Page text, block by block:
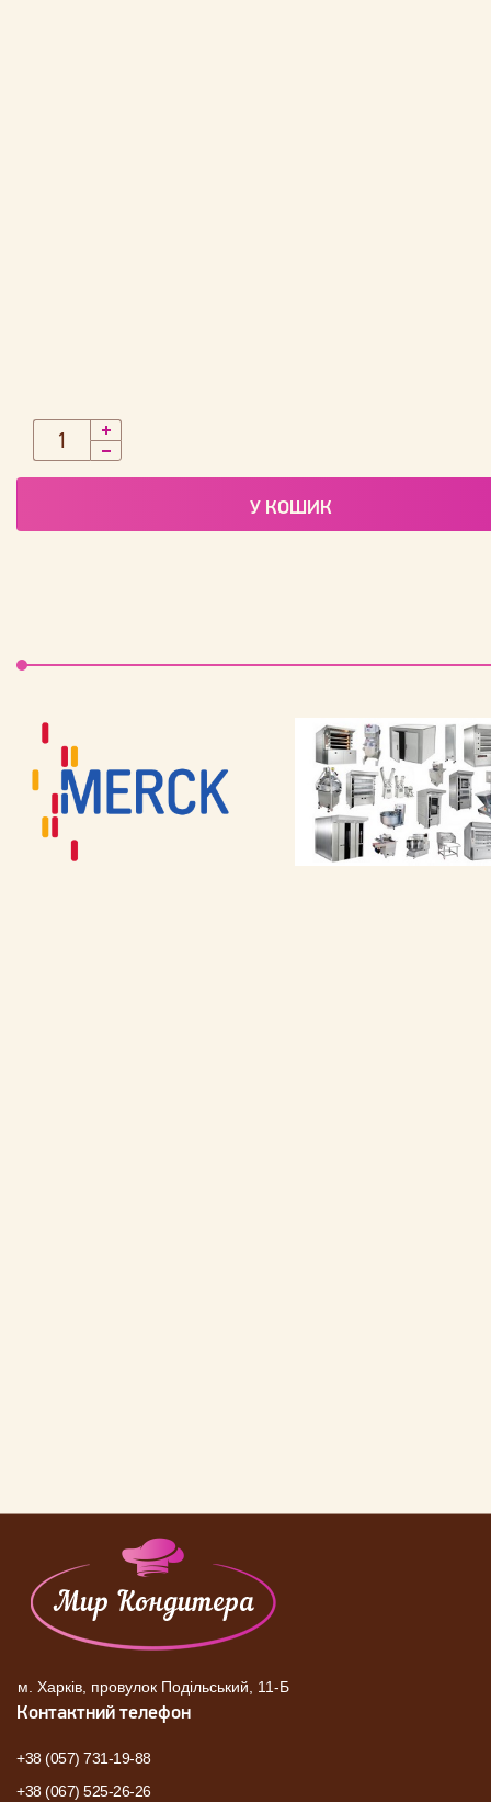
У КОШИК
м. Харків, провулок Подільський, 11-Б
Контактний телефон
+38 (057) 731-19-88
+38 (067) 525-26-26